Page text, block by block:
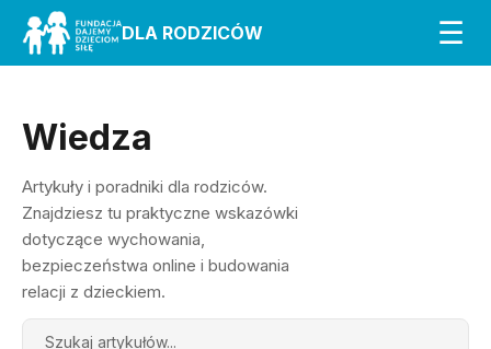
DLA RODZICÓW ☰
Wiedza
Artykuły i poradniki dla rodziców.
Znajdziesz tu praktyczne wskazówki
dotyczące wychowania,
bezpieczeństwa online i budowania
relacji z dzieckiem.
Search